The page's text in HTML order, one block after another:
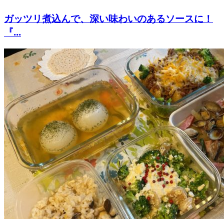
ガッツリ煮込んで、深い味わいのあるソースに！
『...